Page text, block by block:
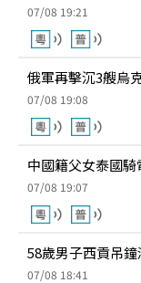
07/08 19:21
俄軍再擊沉3艘烏
07/08 19:08
中國籍父女泰國
07/08 19:07
58歲男子西貢吊
07/08 18:41